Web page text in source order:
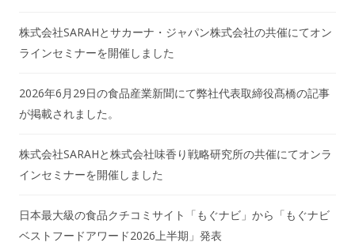
株式会社SARAHとサカーナ・ジャパン株式会社の共催にてオン
ラインセミナーを開催しました
2026年6月29日の食品産業新聞にて弊社代表取締役髙橋の記事
が掲載されました。
株式会社SARAHと株式会社味香り戦略研究所の共催にてオンラ
インセミナーを開催しました
日本最大級の食品クチコミサイト「もぐナビ」から「もぐナビ
ベストフードアワード2026上半期」発表